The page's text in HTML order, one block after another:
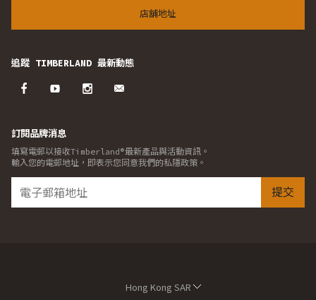
店舖地址
追蹤 TIMBERLAND 最新動態
訂閱品牌消息
填寫電郵以接收Timberland®最新產品與活動資訊。
輸入您的電郵地址，即表示您同意我們的私隱政策。
提交
Hong Kong SAR